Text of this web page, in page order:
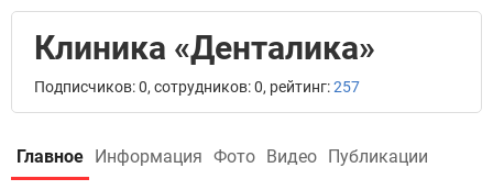
Клиника «Денталика»
Подписчиков: 0, сотрудников: 0, рейтинг:257
Главное Информация Фото Видео Публикации